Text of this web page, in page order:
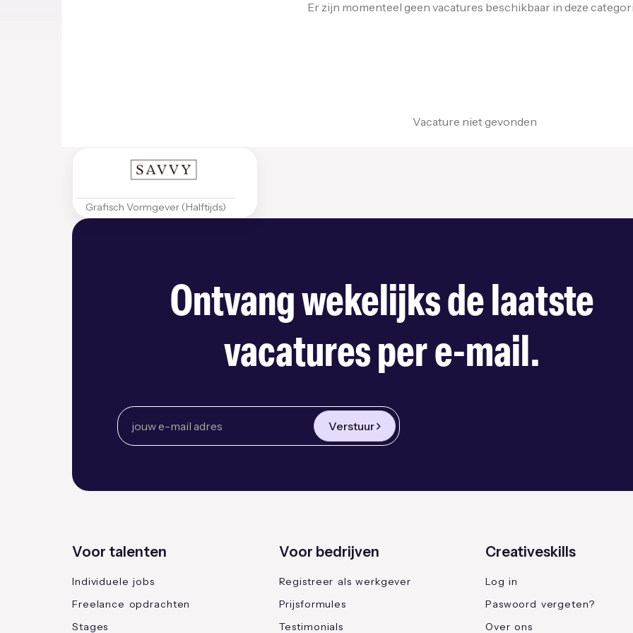
Er zijn momenteel geen vacatures beschikbaar in deze
Vacature niet gevonden
Grafisch Vormgever (Halftijds)
Ontvang wekelijks de laatste
vacatures per e-mail.
Verstuur
Voor talenten
Individuele jobs
Freelance opdrachten
Stages
Voor bedrijven
Registreer als werkgever
Prijsformules
Testimonials
Creativeskills
Log in
Paswoord vergeten?
Over ons